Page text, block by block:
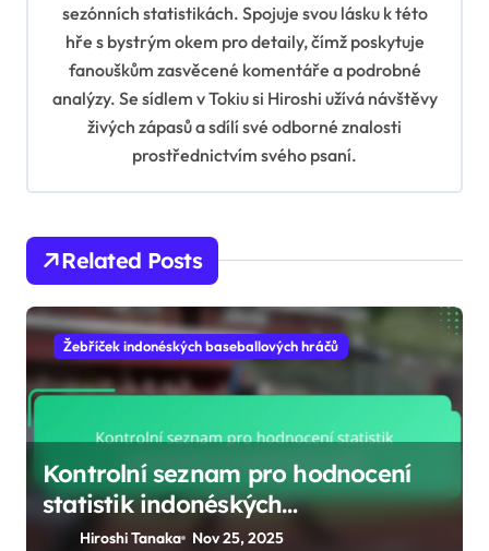
sezónních statistikách. Spojuje svou lásku k této
hře s bystrým okem pro detaily, čímž poskytuje
fanouškům zasvěcené komentáře a podrobné
analýzy. Se sídlem v Tokiu si Hiroshi užívá návštěvy
živých zápasů a sdílí své odborné znalosti
prostřednictvím svého psaní.
Related Posts
Žebříček indonéských baseballových hráčů
Kontrolní seznam pro hodnocení
statistik indonéských
baseballových hráčů
Hiroshi Tanaka Nov 25, 2025